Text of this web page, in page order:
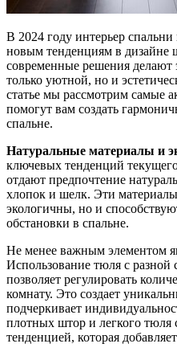
В 2024 году интерьер спальни
новым тенденциям в дизайне
современные решения делают
только уютной, но и
статье мы рассмотрим самые
помогут вам создать
спальне.
Натуральные материалы и
ключевых тенденций
отдают предпочтение
хлопок и шелк. Эти
экологичны, но и
обстановки в спальне.
Не менее важным элементом
Использование тюля с разной
позволяет регулировать
комнату. Это создает
подчеркивает
плотных штор и легкого тюля
тенденцией, которая